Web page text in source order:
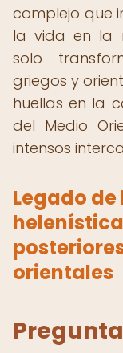
complejo que
la vida en la
solo
griegos y
huellas en la
del Medio
intensos
Legado
orientales